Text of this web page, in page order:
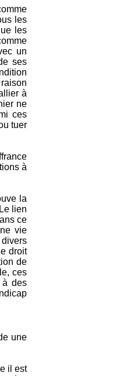
les
les
un
ses
à
ne
ces
tuer
à
la
lien
ce
vie
droit
de
ces
à des
une
il est